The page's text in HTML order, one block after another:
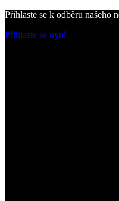
Přihlaste se k odběru našeho
Přihlaste se nyní